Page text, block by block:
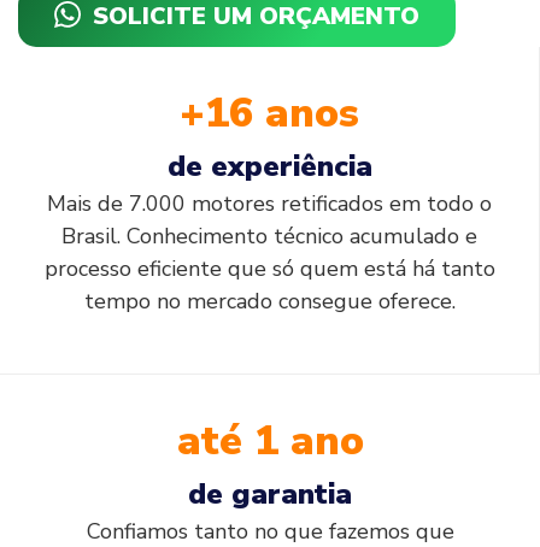
SOLICITE UM ORÇAMENTO
+16 anos
de experiência
Mais de 7.000 motores retificados em todo o
Brasil. Conhecimento técnico acumulado e
processo eficiente que só quem está há tanto
tempo no mercado consegue oferece.
até 1 ano
de garantia
Confiamos tanto no que fazemos que